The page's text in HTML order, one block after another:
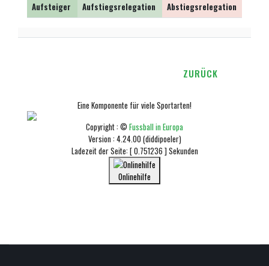
Aufsteiger Aufstiegsrelegation Abstiegsrelegation
ZURÜCK
Eine Komponente für viele Sportarten!
Copyright : © Fussball in Europa
Version : 4.24.00 (diddipoeler)
Ladezeit der Seite: [ 0.751236 ] Sekunden
Onlinehilfe